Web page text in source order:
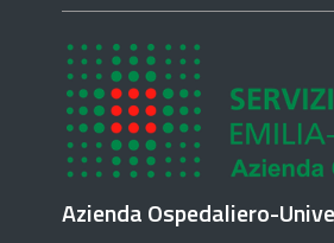
e
b
o
o
k
Azienda Ospedaliero-